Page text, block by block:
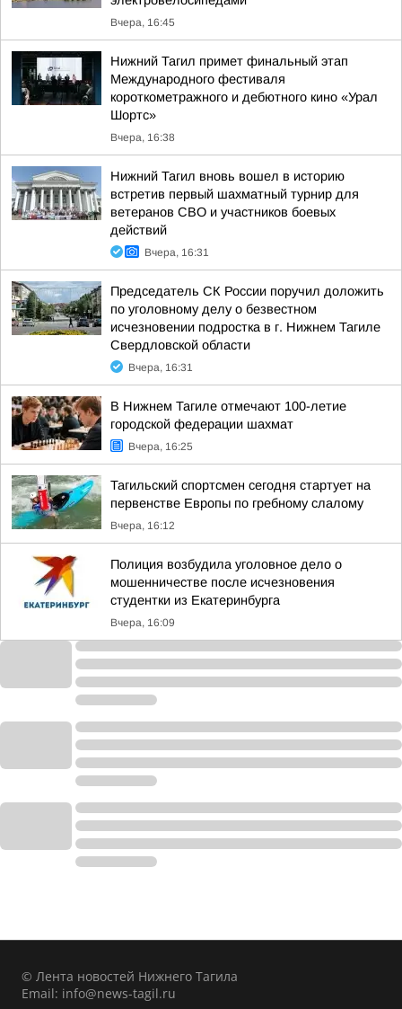
Вчера, 16:45
Нижний Тагил примет финальный этап
Международного фестиваля
короткометражного и дебютного кино «Урал
Шортс»
Вчера, 16:38
Нижний Тагил вновь вошел в историю
встретив первый шахматный турнир для
ветеранов СВО и участников боевых
действий
Вчера, 16:31
Председатель СК России поручил доложить
по уголовному делу о безвестном
исчезновении подростка в г. Нижнем Тагиле
Свердловской области
Вчера, 16:31
В Нижнем Тагиле отмечают 100-летие
городской федерации шахмат
Вчера, 16:25
Тагильский спортсмен сегодня стартует на
первенстве Европы по гребному слалому
Вчера, 16:12
Полиция возбудила уголовное дело о
мошенничестве после исчезновения
студентки из Екатеринбурга
Вчера, 16:09
© Лента новостей Нижнего Тагила
Email: info@news-tagil.ru